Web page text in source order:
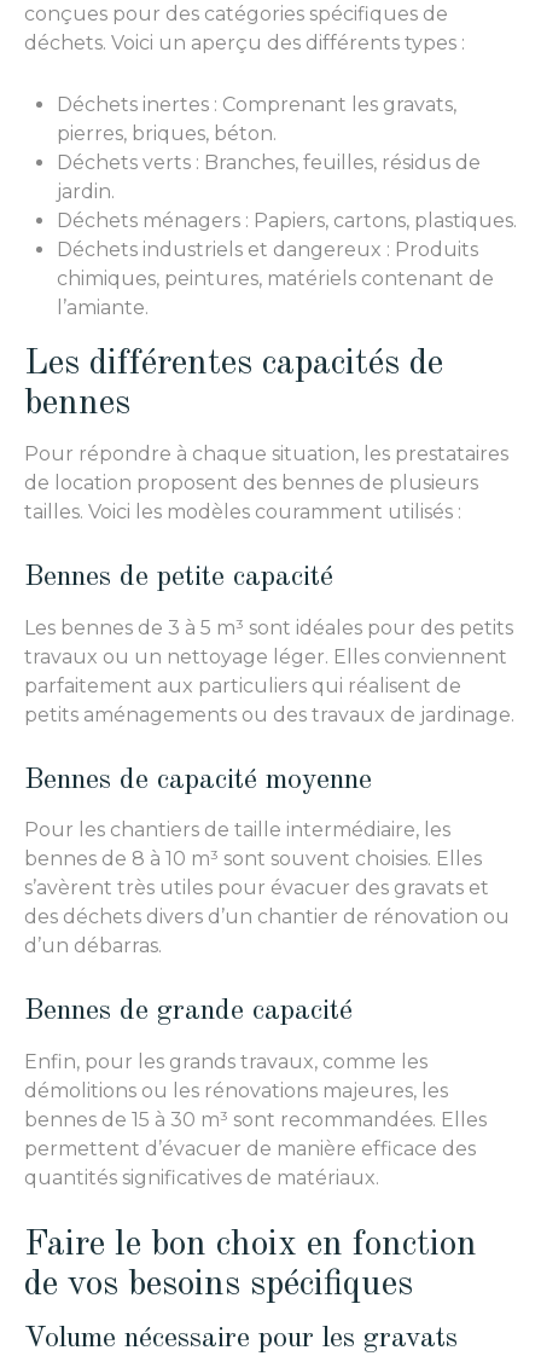
conçues pour des catégories spécifiques de
déchets. Voici un aperçu des différents types :
Déchets inertes : Comprenant les gravats,
pierres, briques, béton.
Déchets verts : Branches, feuilles, résidus de
jardin.
Déchets ménagers : Papiers, cartons, plastiques.
Déchets industriels et dangereux : Produits
chimiques, peintures, matériels contenant de
l’amiante.
Les différentes capacités de
bennes
Pour répondre à chaque situation, les prestataires
de location proposent des bennes de plusieurs
tailles. Voici les modèles couramment utilisés :
Bennes de petite capacité
Les bennes de 3 à 5 m³ sont idéales pour des petits
travaux ou un nettoyage léger. Elles conviennent
parfaitement aux particuliers qui réalisent de
petits aménagements ou des travaux de jardinage.
Bennes de capacité moyenne
Pour les chantiers de taille intermédiaire, les
bennes de 8 à 10 m³ sont souvent choisies. Elles
s’avèrent très utiles pour évacuer des gravats et
des déchets divers d’un chantier de rénovation ou
d’un débarras.
Bennes de grande capacité
Enfin, pour les grands travaux, comme les
démolitions ou les rénovations majeures, les
bennes de 15 à 30 m³ sont recommandées. Elles
permettent d’évacuer de manière efficace des
quantités significatives de matériaux.
Faire le bon choix en fonction
de vos besoins spécifiques
Volume nécessaire pour les gravats